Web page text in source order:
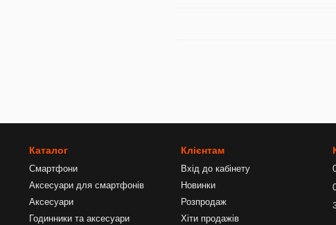
Каталог
Смартфони
Аксесуари для смартфонів
Аксесуари
Годинники та аксесуари
Клієнтам
Вхід до кабінету
Новинки
Розпродаж
Хіти продажів